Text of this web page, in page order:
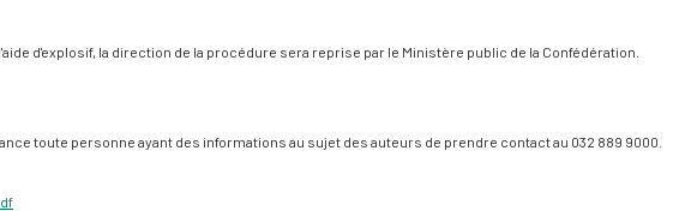
d'explosif, la direction de la procédure sera reprise par le Ministère public de la Confédération.​
toute personne ayant des informations au sujet des auteurs de prendre contact au 032 889 9000.